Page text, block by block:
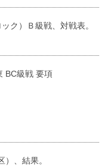
ク）Ｂ級戦、対戦表。
BC級戦 要項
、結果。